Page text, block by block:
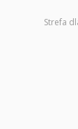
Strefa